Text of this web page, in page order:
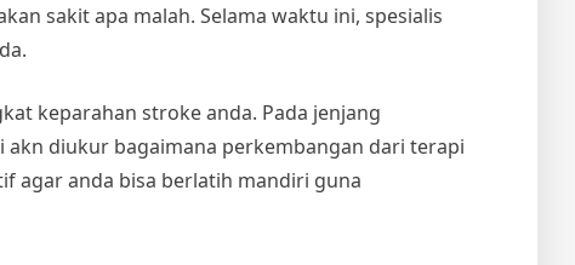
sakit apa malah. Selama waktu ini, spesialis
keparahan stroke anda. Pada jenjang
akn diukur bagaimana perkembangan dari terapi
agar anda bisa berlatih mandiri guna